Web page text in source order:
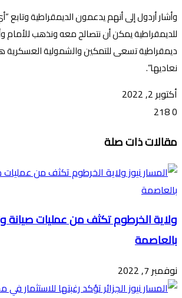
وأشار أردول إلى أنهم يدعمون الديمقراطية
للديمقراطية يمكن أن نتصالح معه ونذهب
ديمقراطية تسعى للتمكين والشمولية العسكرية
نعاديها”.
أكتوبر 2, 2022
0
عبر
البريد
مقالات ذات صلة
ولاية الخرطوم تكثف من عمليات صيانة
بالعاصمة
نوفمبر 7, 2022